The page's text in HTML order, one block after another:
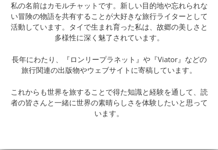
私の名前はカモルチャットです。新しい目的地や忘れられな
い冒険の物語を共有することが大好きな旅行ライターとして
活動しています。タイで生まれ育った私は、故郷の美しさと
多様性に深く魅了されています。
長年にわたり、『ロンリープラネット』や『Viator』などの
旅行関連の出版物やウェブサイトに寄稿しています。
これからも世界を旅することで得た知識と経験を通して、読
者の皆さんと一緒に世界の素晴らしさを体験したいと思って
います。